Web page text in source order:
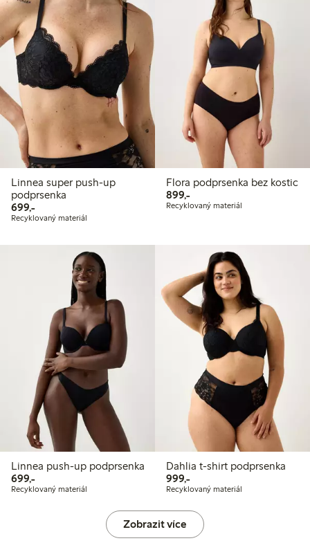
Linnea super push-up
podprsenka
699,-699,00 Kč
Recyklovaný materiál
Flora podprsenka bez kostic
899,-899,00 Kč
Recyklovaný materiál
Linnea push-up podprsenka
699,-699,00 Kč
Recyklovaný materiál
Dahlia t-shirt podprsenka
999,-999,00 Kč
Recyklovaný materiál
Zobrazit více